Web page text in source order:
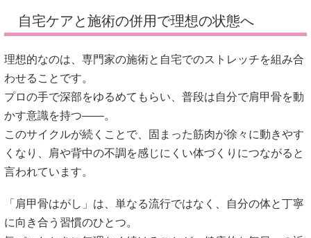
自宅ケアと施術の併用で理想の状態へ
理想的なのは、専門家の施術と自宅でのストレッチを組み合
わせることです。
プロの手で深部をゆるめてもらい、普段は自分で肩甲骨を動
かす意識を持つ——。
このサイクルが続くことで、固まった筋肉が徐々に動きやす
くなり、肩や背中の不調を感じにくい体づくりにつながると
言われています。
「肩甲骨はがし」は、単なる流行ではなく、自分の体と丁寧
に向き合う習慣のひとつ。